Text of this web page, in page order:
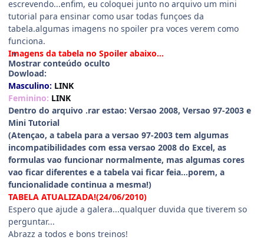
escrevendo...enfim, eu coloquei junto no arquivo um mini
tutorial para ensinar como usar todas funçoes da
tabela.algumas imagens no spoiler pra voces verem como
funciona.
Imagens da tabela no Spoiler abaixo...
Mostrar conteúdo oculto
Dowload:
Masculino: LINK
Feminino: LINK
Dentro do arquivo .rar estao: Versao 2008, Versao 97-2003 e
Mini Tutorial
(Atençao, a tabela para a versao 97-2003 tem algumas
incompatibilidades com essa versao 2008 do Excel, as
formulas vao funcionar normalmente, mas algumas cores
vao ficar diferentes e a tabela vai ficar feia...porem, a
funcionalidade continua a mesma!)
TABELA ATUALIZADA!(24/06/2010)
Espero que ajude a galera...qualquer duvida que tiverem so
perguntar...
Abrazz a todos e bons treinos!